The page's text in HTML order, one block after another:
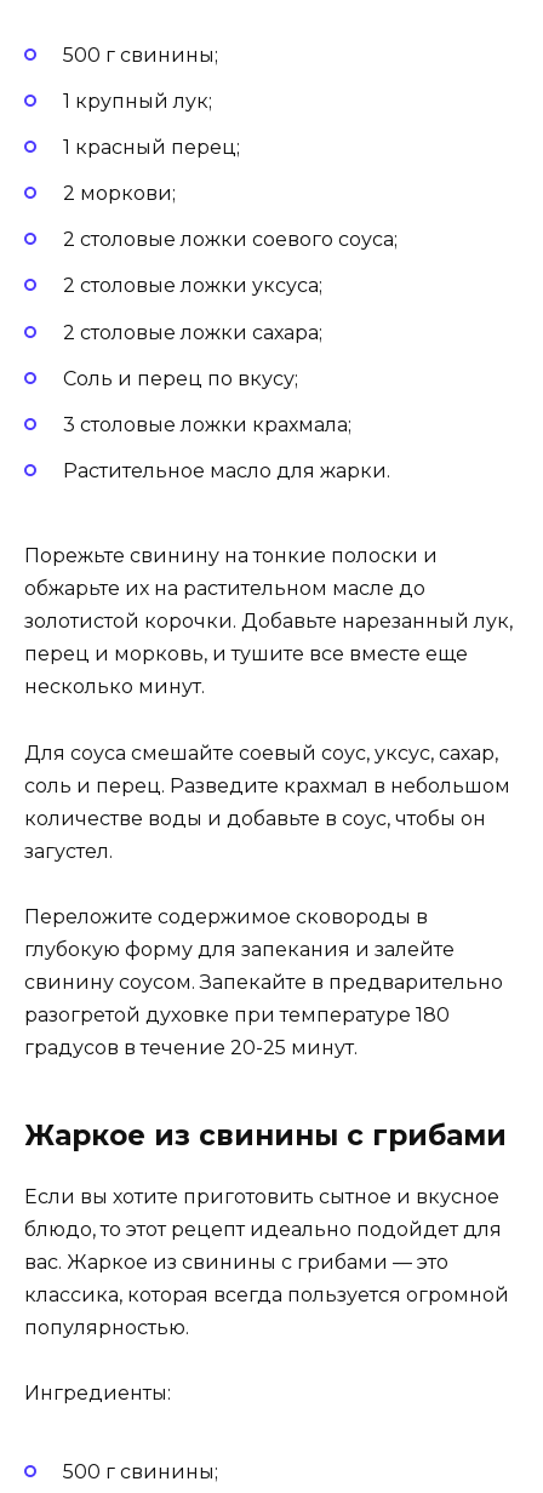
500 г свинины;
1 крупный лук;
1 красный перец;
2 моркови;
2 столовые ложки соевого соуса;
2 столовые ложки уксуса;
2 столовые ложки сахара;
Соль и перец по вкусу;
3 столовые ложки крахмала;
Растительное масло для жарки.
Порежьте свинину на тонкие полоски и
обжарьте их на растительном масле до
золотистой корочки. Добавьте нарезанный лук,
перец и морковь, и тушите все вместе еще
несколько минут.
Для соуса смешайте соевый соус, уксус, сахар,
соль и перец. Разведите крахмал в небольшом
количестве воды и добавьте в соус, чтобы он
загустел.
Переложите содержимое сковороды в
глубокую форму для запекания и залейте
свинину соусом. Запекайте в предварительно
разогретой духовке при температуре 180
градусов в течение 20-25 минут.
Жаркое из свинины с грибами
Если вы хотите приготовить сытное и вкусное
блюдо, то этот рецепт идеально подойдет для
вас. Жаркое из свинины с грибами — это
классика, которая всегда пользуется огромной
популярностью.
Ингредиенты:
500 г свинины;